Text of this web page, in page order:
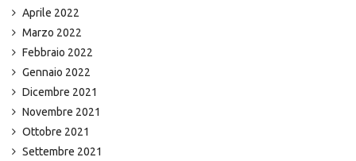
Aprile 2022
Marzo 2022
Febbraio 2022
Gennaio 2022
Dicembre 2021
Novembre 2021
Ottobre 2021
Settembre 2021